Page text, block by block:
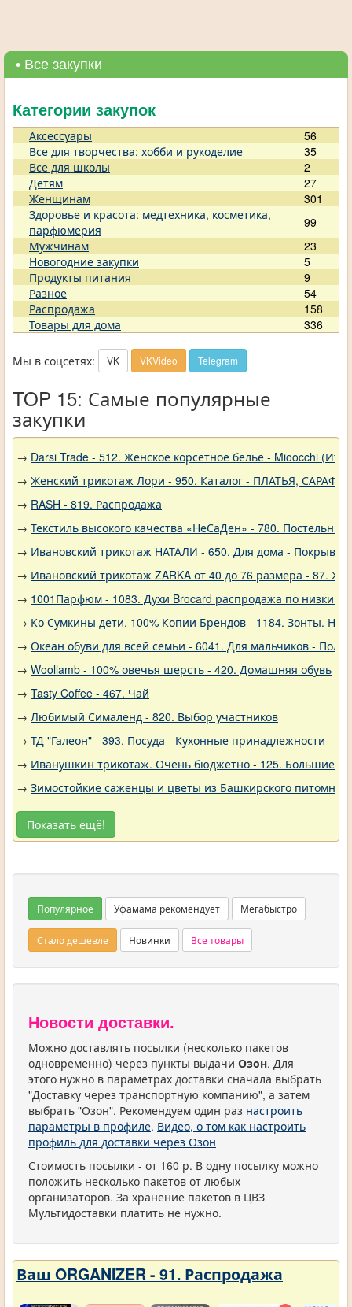
• Все закупки
Категории закупок
Аксессуары
56
Все для творчества: хобби и рукоделие
35
Все для школы
2
Детям
27
Женщинам
301
Здоровье и красота: медтехника, косметика,
парфюмерия
99
Мужчинам
23
Новогодние закупки
5
Продукты питания
9
Разное
54
Распродажа
158
Товары для дома
336
Мы в соцсетях: VK VKVideo Telegram
TOP 15: Самые популярные
закупки
→ Darsi Trade - 512. Женское корсетное белье - Mioocchi
→ Женский трикотаж Лори - 950. Каталог - ПЛАТЬЯ,
→ RASH - 819. Распродажа
→ Текстиль высокого качества «НеСаДен» - 780.
→ Ивановский трикотаж НАТАЛИ - 650. Для дома -
→ Ивановский трикотаж ZARKA от 40 до 76 размера - 87.
→ 1001Парфюм - 1083. Духи Brocard распродажа по низким
→ Ко Сумкины дети. 100% Копии Брендов - 1184. Зонты.
→ Океан обуви для всей семьи - 6041. Для мальчиков -
→ Woollamb - 100% овечья шерсть - 420. Домашняя обувь
→ Tasty Coffee - 467. Чай
→ Любимый Сималенд - 820. Выбор участников
→ ТД "Галеон" - 393. Посуда - Кухонные принадлежности -
→ Иванушкин трикотаж. Очень бюджетно - 125. Большие
→ Зимостойкие саженцы и цветы из Башкирского
Показать ещё!
Популярное Уфамама рекомендует Мегабыстро
Стало дешевле Новинки Все товары
Новости доставки.
Можно доставлять посылки (несколько пакетов
одновременно) через пункты выдачи Озон. Для
этого нужно в параметрах доставки сначала выбрать
"Доставку через транспортную компанию", а затем
выбрать "Озон". Рекомендуем один раз настроить
параметры в профиле. Видео, о том как настроить
профиль для доставки через Озон
Стоимость посылки - от 160 р. В одну посылку можно
положить несколько пакетов от любых
организаторов. За хранение пакетов в ЦВЗ
Мультидоставки платить не нужно.
Ваш ORGANIZER - 91. Распродажа